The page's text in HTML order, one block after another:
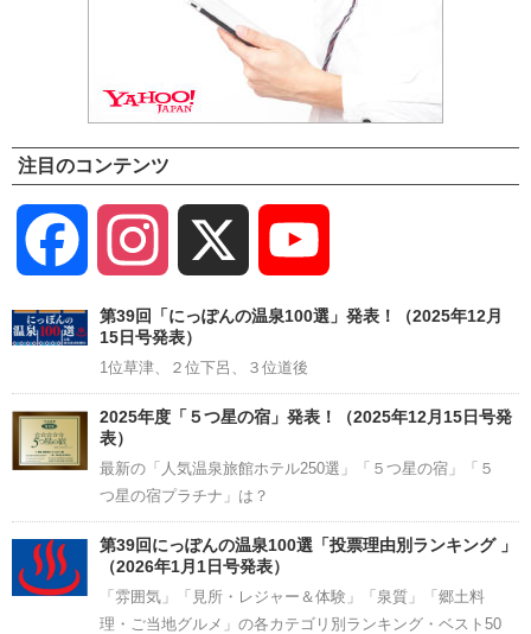
注目のコンテンツ
Facebook Instagram
Channel
第39回「にっぽんの温泉100選」発表！（2025年12月
15日号発表）
1位草津、２位下呂、３位道後
2025年度「５つ星の宿」発表！（2025年12月15日号発
表）
最新の「人気温泉旅館ホテル250選」「５つ星の宿」「５
つ星の宿プラチナ」は？
第39回にっぽんの温泉100選「投票理由別ランキング 」
（2026年1月1日号発表）
「雰囲気」「見所・レジャー＆体験」「泉質」「郷土料
理・ご当地グルメ」の各カテゴリ別ランキング・ベスト50